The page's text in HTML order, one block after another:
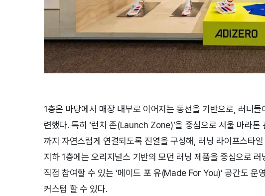
1층은 마당에서 매장 내부로 이어지는 동선을 기반으로, 러너
련했다. 특히 ‘런치 존(Launch Zone)’을 중심으로 서울 마라
까지 자연스럽게 연결되도록 진열을 구성해, 러닝 라이프스타
지하 1층에는 오리지널스 기반의 모던 러닝 제품을 중심으로
직접 참여할 수 있는 ‘메이드 포 유(Made For You)’ 공간도 운
커스텀 할 수 있다.